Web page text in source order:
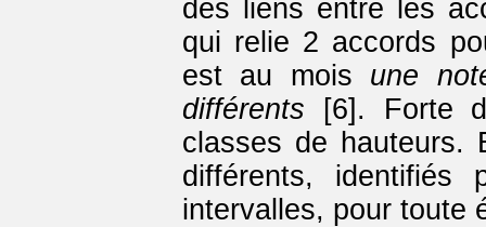
des liens entre les
qui relie 2 accords
est au mois une
différents [6]. Forte
classes de hauteurs.
différents, identifiés
intervalles, pour toute